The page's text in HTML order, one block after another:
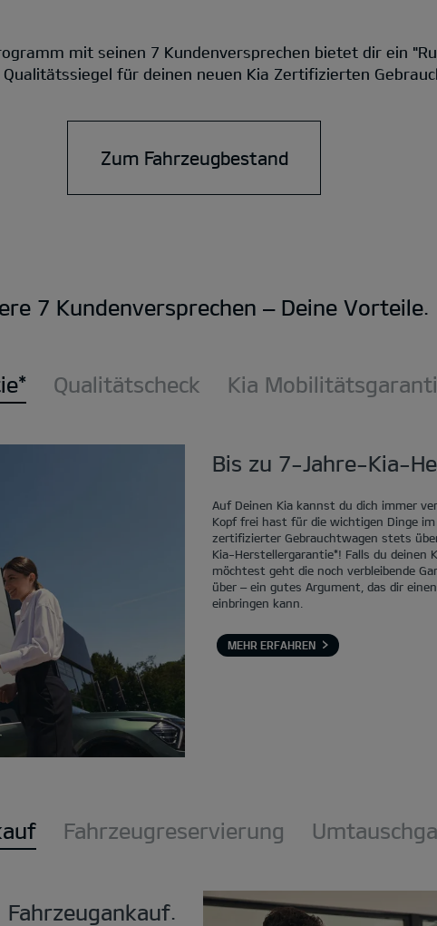
mit seinen 7 Kundenversprechen bietet dir ein
für deinen neuen Kia Zertifizierten
Zum Fahrzeugbestand
7 Kundenversprechen – Deine Vorteile.
Qualitätscheck Kia
Bis zu 7-Jahre-Kia-
Auf Deinen Kia kannst du dich immer
Kopf frei hast für die wichtigen Dinge
zertifizierter Gebrauchtwagen stets
Kia-Herstellergarantie*! Falls du deinen
möchtest geht die noch verbleibende
über – ein gutes Argument, das dir
einbringen kann.
MEHR ERFAHREN
Fahrzeugreservierung
Fahrzeugankauf.